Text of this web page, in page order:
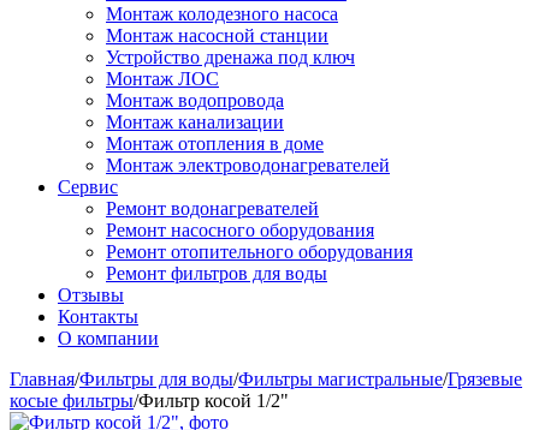
Монтаж колодезного насоса
Монтаж насосной станции
Устройство дренажа под ключ
Монтаж ЛОС
Монтаж водопровода
Монтаж канализации
Монтаж отопления в доме
Монтаж электроводонагревателей
Сервис
Ремонт водонагревателей
Ремонт насосного оборудования
Ремонт отопительного оборудования
Ремонт фильтров для воды
Отзывы
Контакты
О компании
Главная/Фильтры для воды/Фильтры магистральные/Грязевые
косые фильтры/Фильтр косой 1/2"